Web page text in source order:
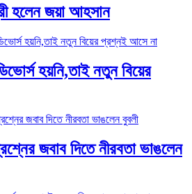
হলেন জয়া আহসান
হয়নি,তাই নতুন বিয়ের
জবাব দিতে নীরবতা ভাঙলেন